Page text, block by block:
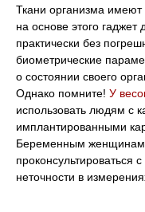
Ткани организма имеют
на основе этого гаджет
практически без
биометрические
о состоянии своего
Однако помните! У
использовать людям с
имплантированными
Беременным женщинам
проконсультироваться
неточности в